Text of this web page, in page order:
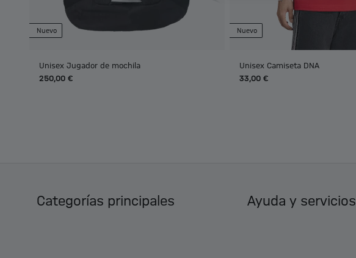
Nuevo
Unisex Jugador de mochila
250,00 €
Nuevo
Unisex Camiseta DNA
33,00 €
Categorías principales Ayuda y servicios